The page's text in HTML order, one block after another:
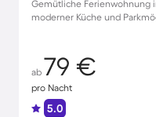
Gemütliche Ferienwohnung
moderner Küche und
ab 79 €
pro Nacht
5.0